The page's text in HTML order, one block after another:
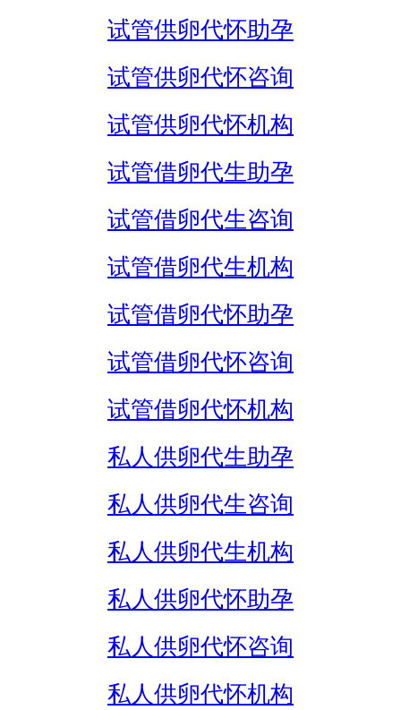
试管供卵代怀助孕
试管供卵代怀咨询
试管供卵代怀机构
试管借卵代生助孕
试管借卵代生咨询
试管借卵代生机构
试管借卵代怀助孕
试管借卵代怀咨询
试管借卵代怀机构
私人供卵代生助孕
私人供卵代生咨询
私人供卵代生机构
私人供卵代怀助孕
私人供卵代怀咨询
私人供卵代怀机构